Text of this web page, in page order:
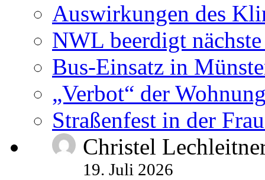
Auswirkungen des
NWL beerdigt
Bus-Einsatz in
„Verbot“ der
Straßenfest in der
Christel
19. Juli 2026